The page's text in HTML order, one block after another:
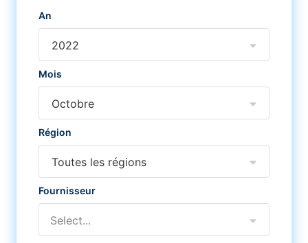
An
2022
Mois
Octobre
Région
Toutes les régions
Fournisseur
Select...